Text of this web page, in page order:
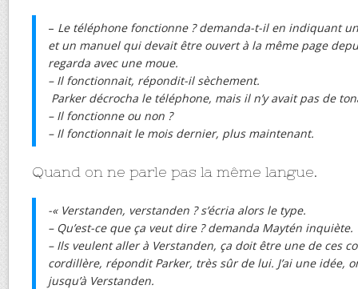
– Le téléphone fonctionne ? demanda-t-il en indiquant
et un manuel qui devait être ouvert à la même page
regarda avec une moue.
– Il fonctionnait, répondit-il sèchement.
Parker décrocha le téléphone, mais il n’y avait pas de
– Il fonctionne ou non ?
– Il fonctionnait le mois dernier, plus maintenant.
Quand on ne parle pas la même langue.
-« Verstanden, verstanden ? s’écria alors le type.
– Qu’est-ce que ça veut dire ? demanda Maytén inquiète.
– Ils veulent aller à Verstanden, ça doit être une de ces
cordillère, répondit Parker, très sûr de lui. J’ai une idée,
jusqu’à Verstanden.